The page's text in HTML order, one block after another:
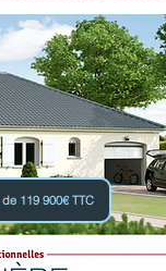
119 900€ TTC